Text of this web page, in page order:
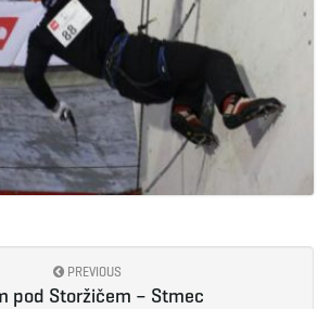
PREVIOUS
pod Storžičem – Stmec